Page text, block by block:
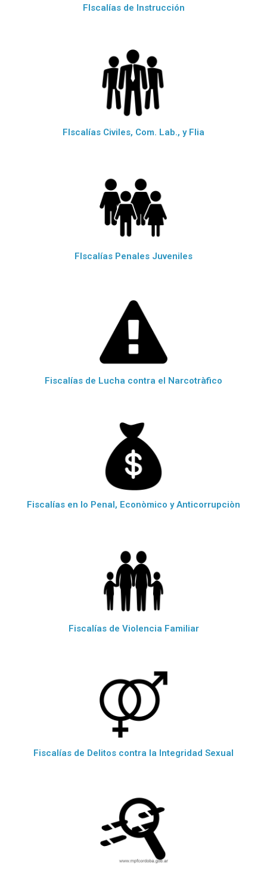
FIscalías de Instrucción
FIscalías Civiles, Com. Lab., y Flia
FIscalías Penales Juveniles
Fiscalías de Lucha contra el Narcotràfico
Fiscalías en lo Penal, Econòmico y Anticorrupciòn
Fiscalías de Violencia Familiar
Fiscalías de Delitos contra la Integridad Sexual